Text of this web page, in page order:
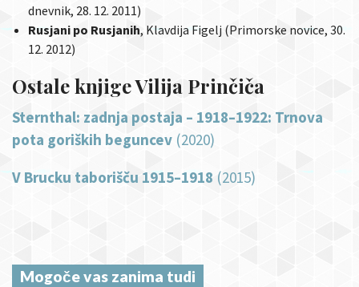
dnevnik, 28. 12. 2011)
Rusjani po Rusjanih, Klavdija Figelj (Primorske novice, 30.
12. 2012)
Ostale knjige Vilija Prinčiča
Sternthal: zadnja postaja – 1918–1922: Trnova
pota goriških beguncev (2020)
V Brucku taborišču 1915–1918 (2015)
Mogoče vas zanima tudi